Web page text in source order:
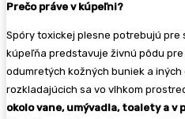
Prečo práve v kúpeľni?
Spóry toxickej plesne potrebujú pre
kúpeľňa predstavuje živnú pôdu
odumretých kožných buniek a
rozkladajúcich sa vo vlhkom
okolo vane, umývadla, toalety a